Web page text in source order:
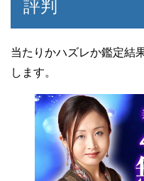
評判
当たりかハズレか鑑定結
します。